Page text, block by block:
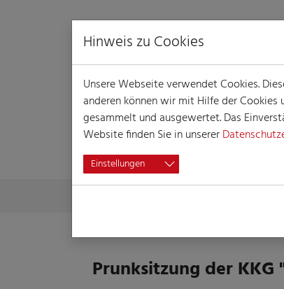
Skip to main contentYou are here:
Prunksitzung der KKG
Hinweis zu Cookies
Unsere Webseite verwendet Cookies.
anderen können wir mit Hilfe der
gesammelt und ausgewertet. Das
Website finden Sie in unserer
Einstellungen